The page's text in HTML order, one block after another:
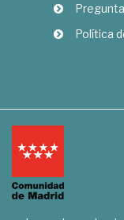
Política